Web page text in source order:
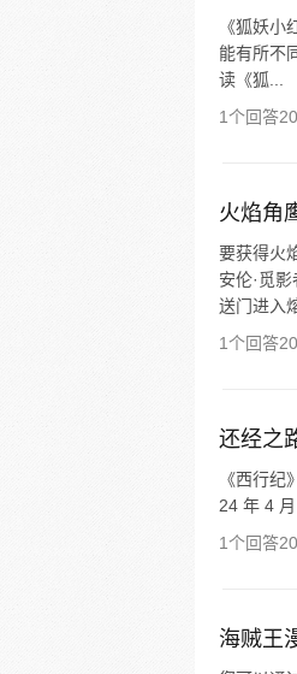
《狐妖
能有所不
读《狐...
1个回答
火焰角
要获得火
安伦·觅
送门进入
1个回答
还经之
《西行
24 年 4
1个回答
海贼王